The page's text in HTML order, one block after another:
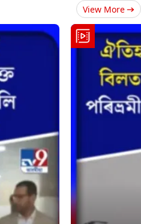
View More